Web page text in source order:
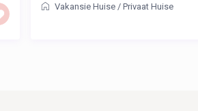
Vakansie Huise / Privaat Huise